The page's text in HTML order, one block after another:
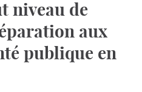
niveau de
aux
publique en